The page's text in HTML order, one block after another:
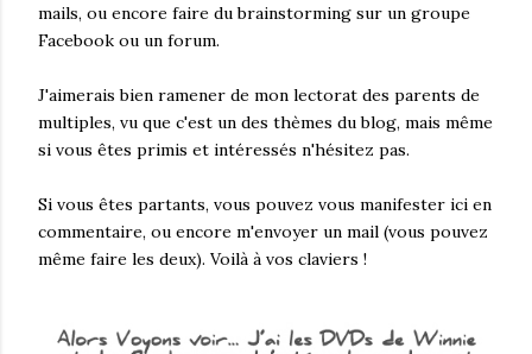
mails, ou encore faire du brainstorming sur un groupe
Facebook ou un forum.
J'aimerais bien ramener de mon lectorat des parents de
multiples, vu que c'est un des thèmes du blog, mais même
si vous êtes primis et intéressés n'hésitez pas.
Si vous êtes partants, vous pouvez vous manifester ici en
commentaire, ou encore m'envoyer un mail (vous pouvez
même faire les deux). Voilà à vos claviers !